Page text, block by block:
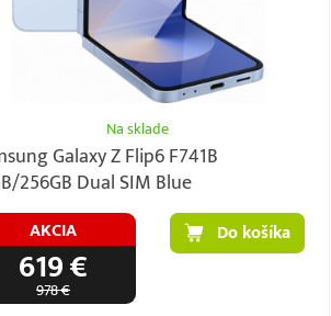
Na sklade
Galaxy Z Flip6 F741B
256GB Dual SIM Blue
AKCIA
619 €
978 €
Do košíka